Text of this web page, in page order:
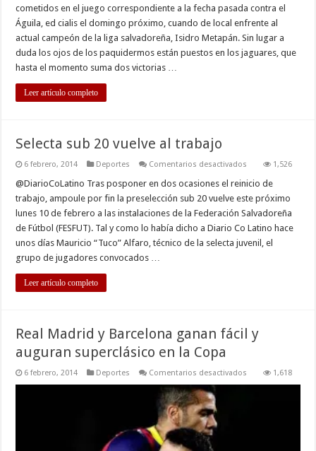
cometidos en el juego correspondiente a la fecha pasada contra el
Águila, ed cialis el domingo próximo, cuando de local enfrente al
actual campeón de la liga salvadoreña, Isidro Metapán. Sin lugar a
duda los ojos de los paquidermos están puestos en los jaguares, que
hasta el momento suma dos victorias …
Leer artículo completo
Selecta sub 20 vuelve al trabajo
6 febrero, 2014 Deportes Comentarios desactivados
sub
vuelve
al
trabajo
1,526
@DiarioCoLatino Tras posponer en dos ocasiones el reinicio de
trabajo, ampoule por fin la preselección sub 20 vuelve este próximo
lunes 10 de febrero a las instalaciones de la Federación Salvadoreña
de Fútbol (FESFUT). Tal y como lo había dicho a Diario Co Latino hace
unos días Mauricio “Tuco” Alfaro, técnico de la selecta juvenil, el
grupo de jugadores convocados …
Leer artículo completo
Real Madrid y Barcelona ganan fácil y
auguran superclásico en la Copa
6 febrero, 2014 Deportes Comentarios desactivados 1,618